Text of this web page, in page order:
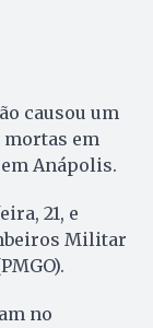
causou um
mortas em
Anápolis.
21, e
Militar
no